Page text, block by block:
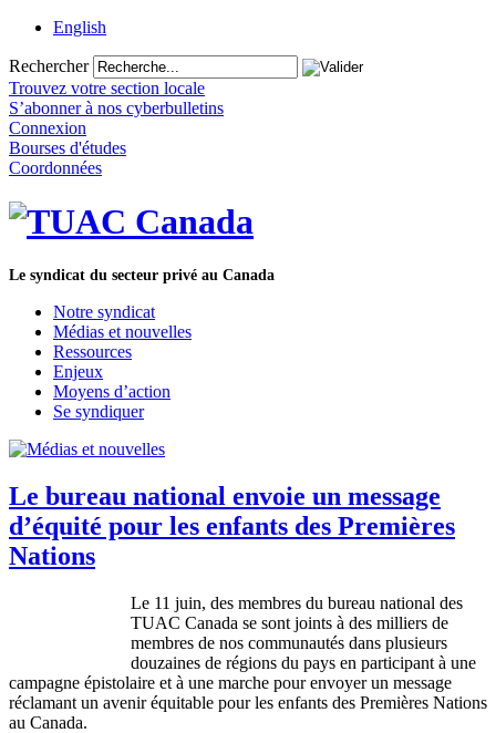
English
Rechercher
Trouvez votre section locale
S’abonner à nos cyberbulletins
Connexion
Bourses d'études
Coordonnées
Le syndicat du secteur privé au Canada
Notre syndicat
Médias et nouvelles
Ressources
Enjeux
Moyens d’action
Se syndiquer
Le bureau national envoie un message
d’équité pour les enfants des Premières
Nations
Le 11 juin, des membres du bureau national des
TUAC Canada se sont joints à des milliers de
membres de nos communautés dans plusieurs
douzaines de régions du pays en participant à une
campagne épistolaire et à une marche pour envoyer un message
réclamant un avenir équitable pour les enfants des Premières Nations
au Canada.